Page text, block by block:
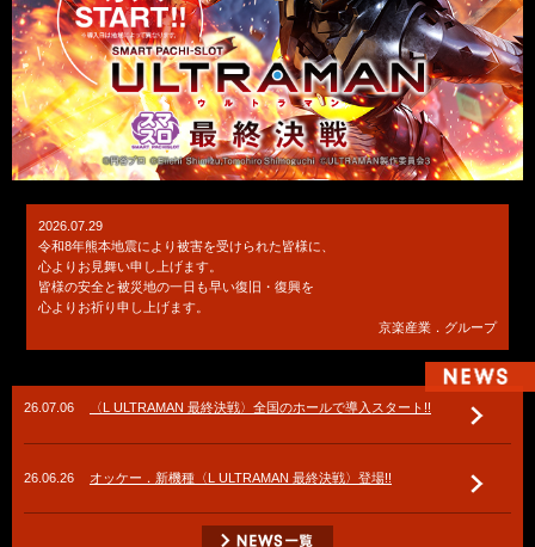
2026.07.29
令和8年熊本地震により被害を受けられた皆様に、
心よりお見舞い申し上げます。
皆様の安全と被災地の一日も早い復旧・復興を
心よりお祈り申し上げます。
京楽産業．グループ
26.07.06 〈L ULTRAMAN 最終決戦〉全国のホールで導入スタート!!
26.06.26 オッケー．新機種〈L ULTRAMAN 最終決戦〉登場!!